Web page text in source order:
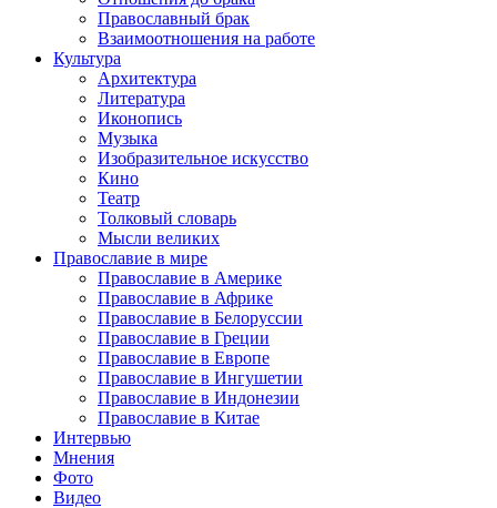
Православный брак
Взаимоотношения на работе
Культура
Архитектура
Литература
Иконопись
Музыка
Изобразительное искусство
Кино
Театр
Толковый словарь
Мысли великих
Православие в мире
Православие в Америке
Православие в Африке
Православие в Белоруссии
Православие в Греции
Православие в Европе
Православие в Ингушетии
Православие в Индонезии
Православие в Китае
Интервью
Мнения
Фото
Видео